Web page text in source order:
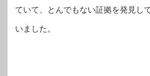
ていて、とんでもない証拠を発見し
いました。